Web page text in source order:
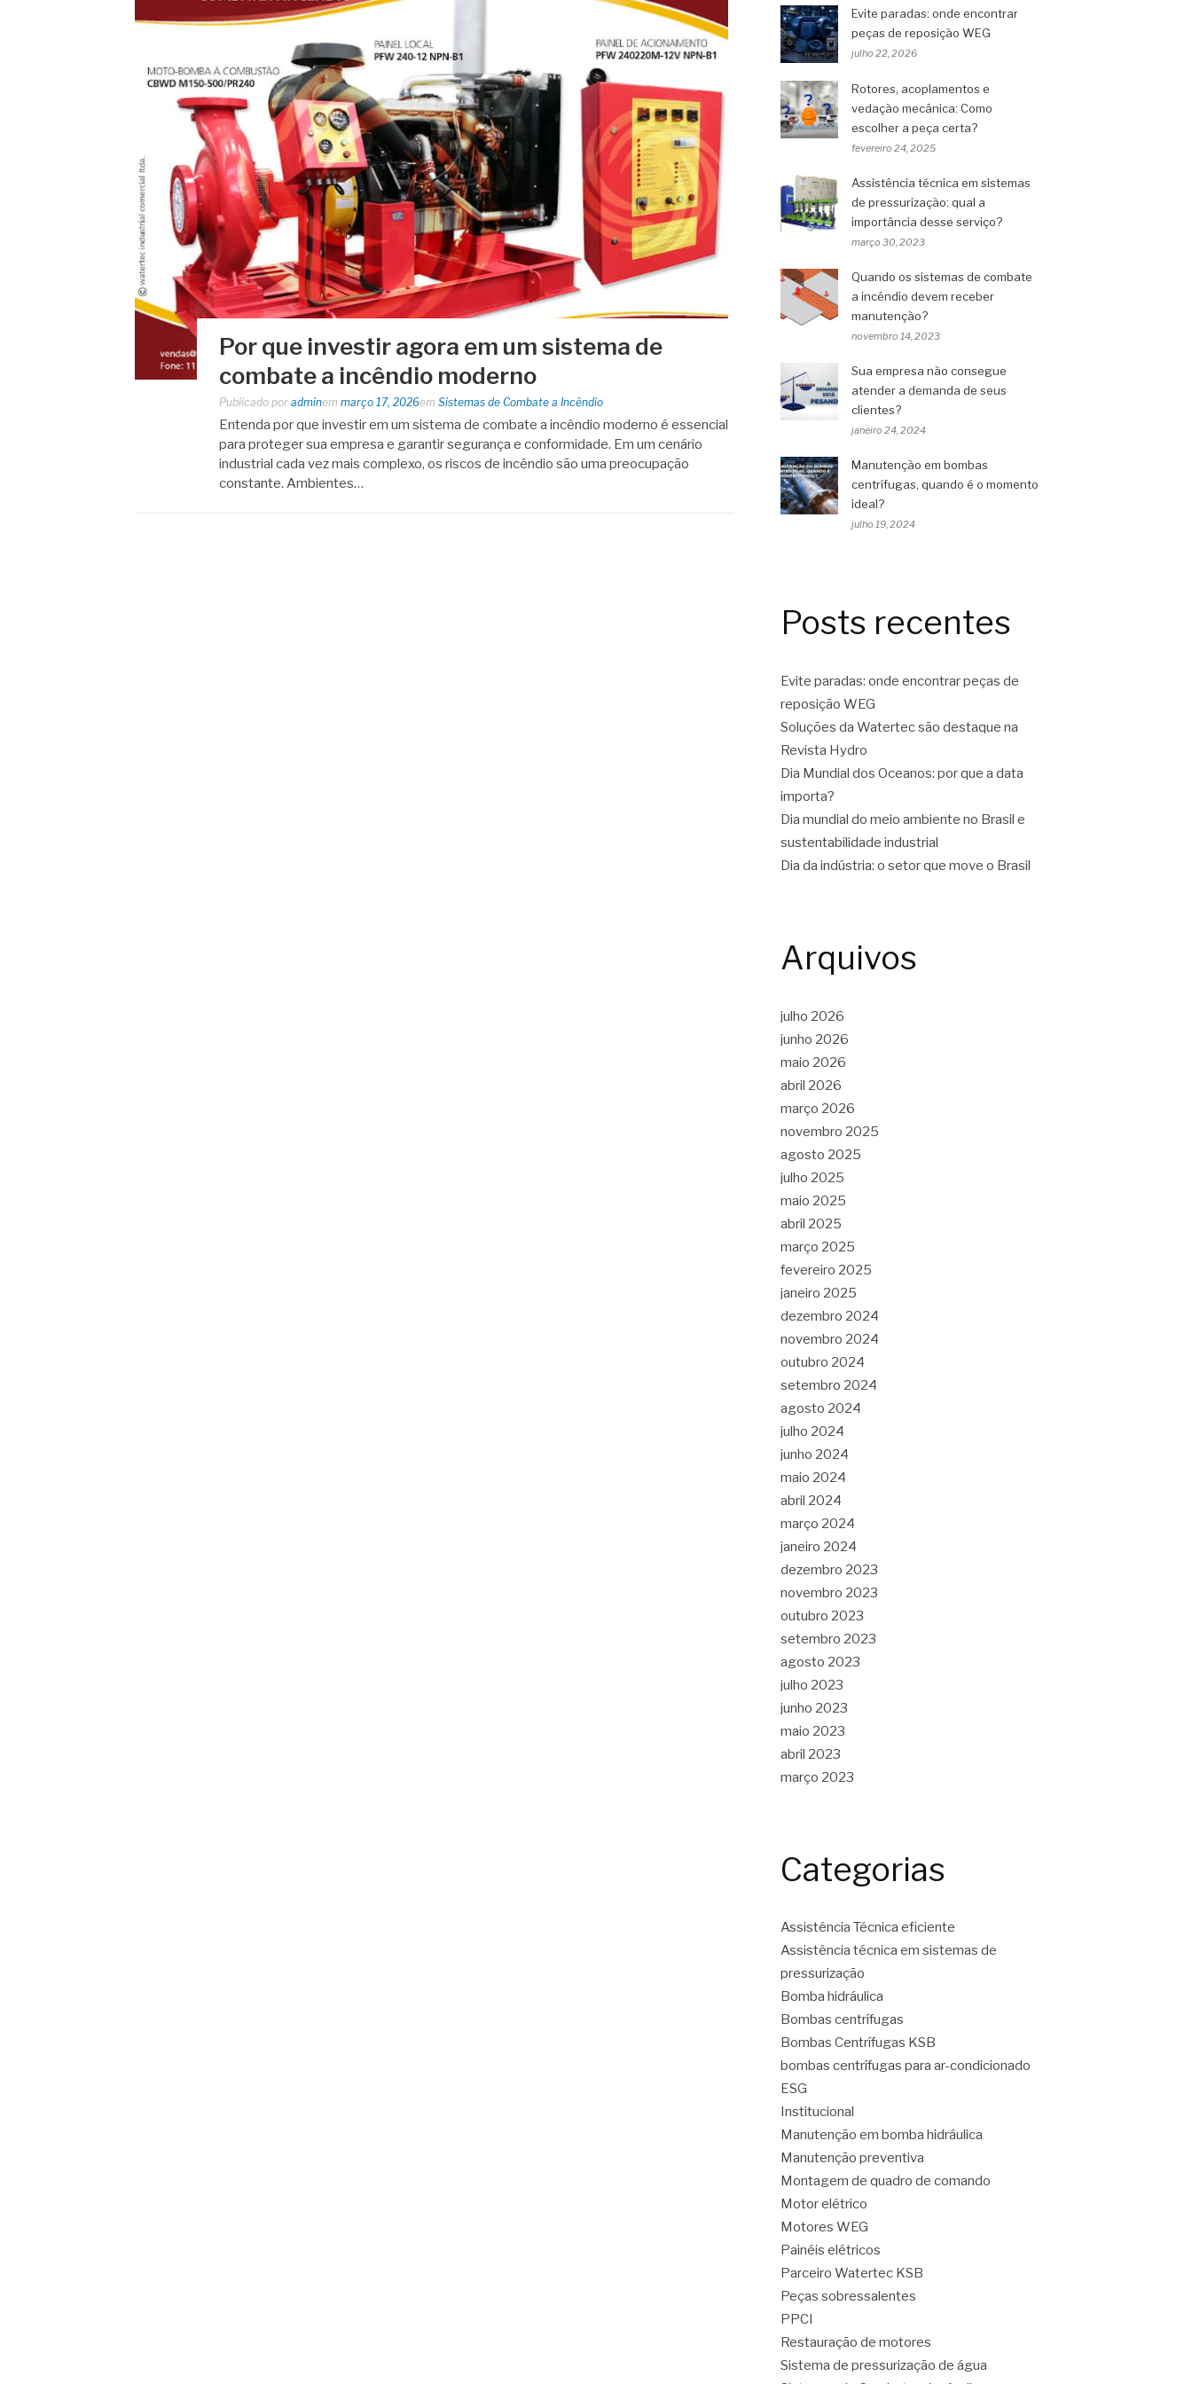
Por que investir agora em um sistema de
combate a incêndio moderno
Publicado por adminem março 17, 2026em Sistemas de Combate a Incêndio
Entenda por que investir em um sistema de combate a incêndio moderno é essencial
para proteger sua empresa e garantir segurança e conformidade. Em um cenário
industrial cada vez mais complexo, os riscos de incêndio são uma preocupação
constante. Ambientes…
Evite paradas: onde encontrar
peças de reposição WEG
julho 22, 2026
Rotores, acoplamentos e
vedação mecânica: Como
escolher a peça certa?
fevereiro 24, 2025
Assistência técnica em sistemas
de pressurização: qual a
importância desse serviço?
março 30, 2023
Quando os sistemas de combate
a incêndio devem receber
manutenção?
novembro 14, 2023
Sua empresa não consegue
atender a demanda de seus
clientes?
janeiro 24, 2024
Manutenção em bombas
centrífugas, quando é o momento
ideal?
julho 19, 2024
Posts recentes
Evite paradas: onde encontrar peças de
reposição WEG
Soluções da Watertec são destaque na
Revista Hydro
Dia Mundial dos Oceanos: por que a data
importa?
Dia mundial do meio ambiente no Brasil e
sustentabilidade industrial
Dia da indústria: o setor que move o Brasil
Arquivos
julho 2026
junho 2026
maio 2026
abril 2026
março 2026
novembro 2025
agosto 2025
julho 2025
maio 2025
abril 2025
março 2025
fevereiro 2025
janeiro 2025
dezembro 2024
novembro 2024
outubro 2024
setembro 2024
agosto 2024
julho 2024
junho 2024
maio 2024
abril 2024
março 2024
janeiro 2024
dezembro 2023
novembro 2023
outubro 2023
setembro 2023
agosto 2023
julho 2023
junho 2023
maio 2023
abril 2023
março 2023
Categorias
Assistência Técnica eficiente
Assistência técnica em sistemas de
pressurização
Bomba hidráulica
Bombas centrífugas
Bombas Centrífugas KSB
bombas centrífugas para ar-condicionado
ESG
Institucional
Manutenção em bomba hidráulica
Manutenção preventiva
Montagem de quadro de comando
Motor elétrico
Motores WEG
Painéis elétricos
Parceiro Watertec KSB
Peças sobressalentes
PPCI
Restauração de motores
Sistema de pressurização de água